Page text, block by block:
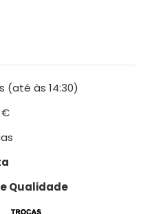
(até às 14:30)
€
Qualidade